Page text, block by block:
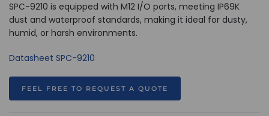
SPC-9210 is equipped with M12 I/O ports, meeting IP69K
dust and waterproof standards, making it ideal for dusty,
humid, or harsh environments.
Datasheet SPC-9210
FEEL FREE TO REQUEST A QUOTE